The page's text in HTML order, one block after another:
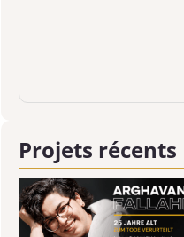
Projets récents